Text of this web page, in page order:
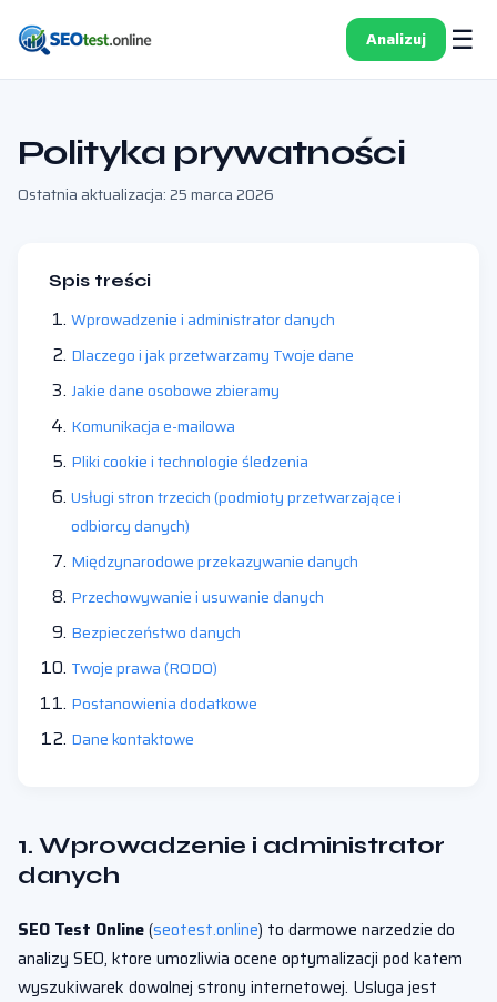
Analizuj ☰
Polityka prywatności
Ostatnia aktualizacja: 25 marca 2026
Spis treści
Wprowadzenie i administrator danych
Dlaczego i jak przetwarzamy Twoje dane
Jakie dane osobowe zbieramy
Komunikacja e-mailowa
Pliki cookie i technologie śledzenia
Usługi stron trzecich (podmioty przetwarzające i
odbiorcy danych)
Międzynarodowe przekazywanie danych
Przechowywanie i usuwanie danych
Bezpieczeństwo danych
Twoje prawa (RODO)
Postanowienia dodatkowe
Dane kontaktowe
1. Wprowadzenie i administrator
danych
SEO Test Online(seotest.online) to darmowe narzedzie do
analizy SEO, ktore umozliwia ocene optymalizacji pod katem
wyszukiwarek dowolnej strony internetowej. Usluga jest